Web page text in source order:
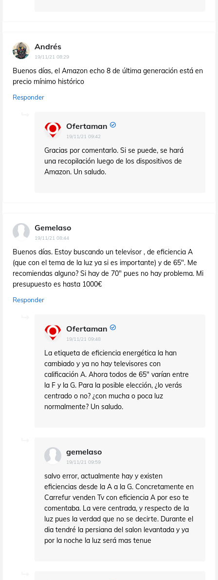
Andrés
19/11/21 08:29
Buenos días, el Amazon echo 8 de última generación está en
precio mínimo histórico
Responder
Ofertaman
19/11/21 09:42
Gracias por comentarlo. Si se puede, se hará
una recopilación luego de los dispositivos de
Amazon. Un saludo.
Gemelaso
19/11/21 08:44
Buenos días. Estoy buscando un televisor , de eficiencia A
(que con el tema de la luz ya si es importante) y de 65". Me
recomiendas alguno? Si hay de 70" pues no hay problema. Mi
presupuesto es hasta 1000€
Responder
Ofertaman
19/11/21 09:48
La etiqueta de eficiencia energética la han
cambiado y ya no hay televisores con
calificación A. Ahora todos de 65" varían entre
la F y la G. Para la posible elección, ¿lo verás
centrado o no? ¿con mucha o poca luz
normalmente? Un saludo.
gemelaso
19/11/21 09:59
salvo error, actualmente hay y existen
eficiencias desde la A a la G. Concretamente en
Carrefur venden Tv con eficiencia A por eso te
comentaba. La vere centrada, y respecto de la
luz pues la verdad que no se decirte. Durante el
dia tendré la persiana del salon levantada y ya
por la noche la luz será mas tenue